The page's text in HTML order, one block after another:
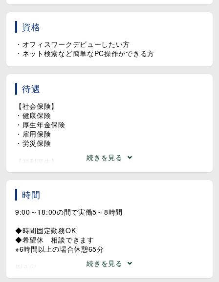
✔専用システムにお客様の回答を登録
※商品に関するご質問は店舗スタッフから
折り返しするため、商品知識がなくても安心♪
〇特別なスキル不要♪PCで文字入力ができればOK
〇20代～50代のスタッフが活躍中♪
▼こんな方が向いています
・人とコミュニケーションをとるのが好きな方
・テンポよく仕事を進めることが好きな方
・子育てが落ち着いて職場復帰を目指す方にも◎
見学・説明会のみも受付中★
ぜひお気軽にご応募ください◎
＊30代男性：首里より通勤。
高速代の補助もあるので助かってます。
那覇市内に通勤していた頃と通勤時間は
変わらず、ストレスフリーで通勤しています。
会社帰りにリフレッシュできます。
資格
・オフィスワークデビューしたい方
・ネット検索など簡単なPC操作ができる方
待遇
続きを見る
【社会保険】
・健康保険
・厚生年金保険
・雇用保険
・労災保険
【福利厚生】
◆自社サービスの福利厚生充実
・グループ企業商品購入支援
・自宅のインターネット回線割引
→在籍中は自宅Wi-Fiが、3,000円割引！
（回線利用者へニフティPを付与）
（詳しくは面接時にお問合せください）
・キャリアアップ/正社員登用制度
・e-ラーニング研修制度
・自己啓発支援制度
時間
続きを見る
9:00～18:00の間で実働5～8時間
◆時間固定勤務OK
◆希望休 相談できます
※6時間以上の場合休憩65分
例えば
・子供のお迎えまでは働きたい